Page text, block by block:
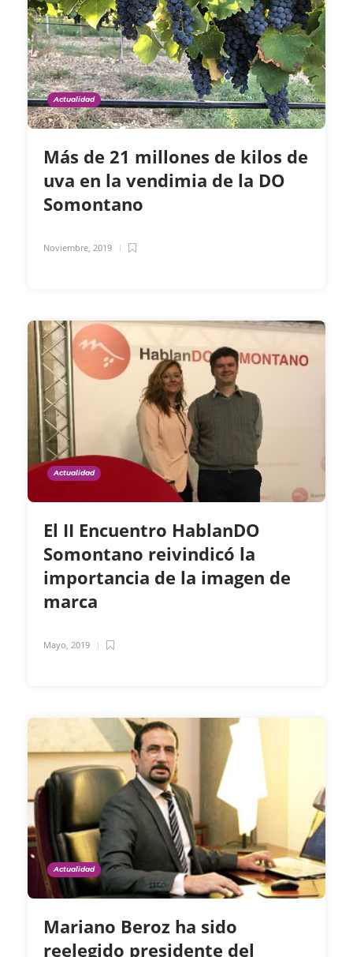
Actualidad
Más de 21 millones de kilos de
uva en la vendimia de la DO
Somontano
Noviembre, 2019
Actualidad
El II Encuentro HablanDO
Somontano reivindicó la
importancia de la imagen de
marca
Mayo, 2019
Actualidad
Mariano Beroz ha sido
reelegido presidente del